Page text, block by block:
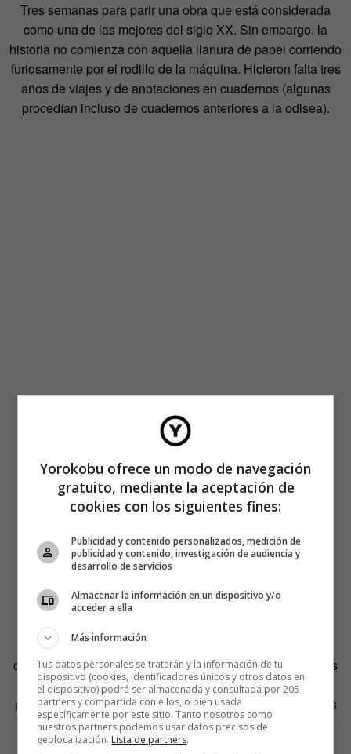
Tres semanas para parir una obra que está considerada
como una de las mejores del siglo XX. Sin embargo, la
historia no comienza con aquella llanura de papel corriendo
furiosamente por el rodillo de la máquina. Hicieron falta tres
años de viajes y de anotaciones en cuadernos (algunas
procedían incluso de cuadernos anteriores a la odisea).
Al margen de la sangre fría, de la capacidad de
concentración y de la disciplina (cuestiones determinantes
en la fecundidad), un artista, en el instante de elaborar su
pócima, está atravesado por demonios (como diría Vargas
Llosa) y por sombras. Algunas favorecen la rapidez, otras
atascan y ralentizan.
Yorokobu ofrece un modo de navegación
gratuito, mediante la aceptación de
cookies con los siguientes fines:
Publicidad y contenido personalizados, medición de
publicidad y contenido, investigación de audiencia y
desarrollo de servicios
Almacenar la información en un dispositivo y/o
acceder a ella
Más información
Tus datos personales se tratarán y la información de tu
dispositivo (cookies, identificadores únicos y otros datos en
el dispositivo) podrá ser almacenada y consultada por 205
partners y compartida con ellos, o bien usada
específicamente por este sitio. Tanto nosotros como
nuestros partners podemos usar datos precisos de
geolocalización. Lista de partners.